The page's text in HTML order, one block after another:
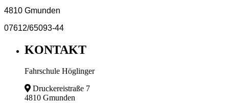
4810 Gmunden
07612/65093-44
KONTAKT
Fahrschule Höglinger
Druckereistraße 7
4810 Gmunden